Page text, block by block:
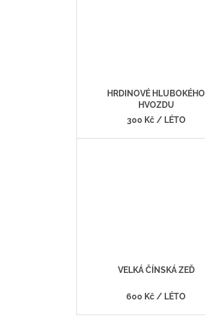
HRDINOVÉ HLUBOKÉHO
HVOZDU
300 Kč / LÉTO
VELKÁ ČÍNSKÁ ZEĎ
600 Kč / LÉTO